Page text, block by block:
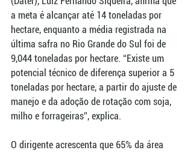
a meta é alcançar até 14 toneladas por
hectare, enquanto a média registrada na
última safra no Rio Grande do Sul foi de
9,044 toneladas por hectare. “Existe um
potencial técnico de diferença superior a 5
toneladas por hectare, a partir do ajuste de
manejo e da adoção de rotação com soja,
milho e forrageiras”, explica.
O dirigente acrescenta que 65% da área